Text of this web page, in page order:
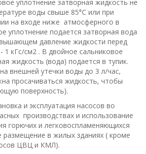
уплотнение затворная жидкость не
воды свыше 85°С или при
на входе ниже атмосферного в
уплотнение подается затворная вода
давление жидкости перед
1 кГс/см2 . В двойное сальниковое
жидкость (вода) подается в тупик.
внешней утечки воды до 3 л/час,
просачиваться жидкость, чтобы
поверхность).
и эксплуатация насосов во
производствах и использование
горючих и легковоспламеняющихся
в жилых зданиях ( кроме
ЦВЦ и КМЛ).